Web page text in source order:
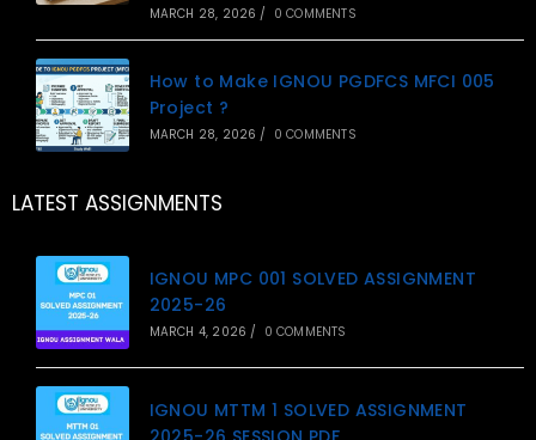
MARCH 28, 2026 / 0 COMMENTS
How to Make IGNOU PGDFCS MFCI 005
Project ?
MARCH 28, 2026 / 0 COMMENTS
LATEST ASSIGNMENTS
IGNOU MPC 001 SOLVED ASSIGNMENT
2025-26
MARCH 4, 2026 / 0 COMMENTS
IGNOU MTTM 1 SOLVED ASSIGNMENT